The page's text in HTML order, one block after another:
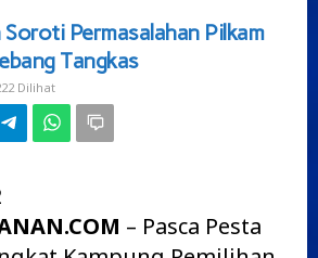
Permasalahan
Pilkam
Simpang
Tiga
Rebang
Tangkas
Soroti Permasalahan Pilkam
Tangkas
Dilihat
– Pasca Pesta